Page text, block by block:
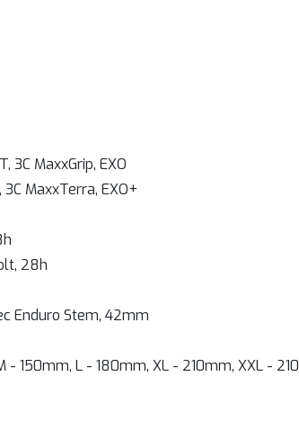
3C MaxxGrip, EXO
MaxxTerra, EXO+
28h
Enduro Stem, 42mm
- 150mm, L - 180mm, XL - 210mm, XXL -